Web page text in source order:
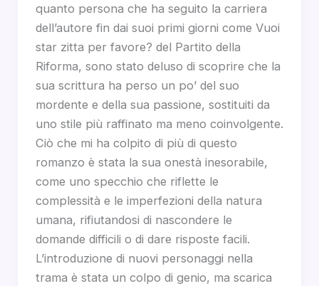
quanto persona che ha seguito la carriera
dell’autore fin dai suoi primi giorni come Vuoi
star zitta per favore? del Partito della
Riforma, sono stato deluso di scoprire che la
sua scrittura ha perso un po’ del suo
mordente e della sua passione, sostituiti da
uno stile più raffinato ma meno coinvolgente.
Ciò che mi ha colpito di più di questo
romanzo è stata la sua onestà inesorabile,
come uno specchio che riflette le
complessità e le imperfezioni della natura
umana, rifiutandosi di nascondere le
domande difficili o di dare risposte facili.
L’introduzione di nuovi personaggi nella
trama è stata un colpo di genio, ma scarica